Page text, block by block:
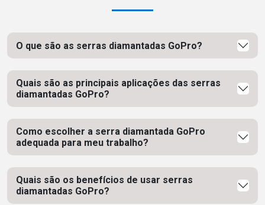
O que são as serras diamantadas GoPro?
Quais são as principais aplicações das serras
diamantadas GoPro?
Como escolher a serra diamantada GoPro
adequada para meu trabalho?
Quais são os benefícios de usar serras
diamantadas GoPro?